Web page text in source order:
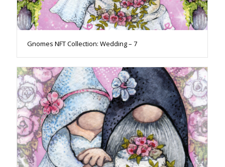
Gnomes NFT Collection: Wedding – 7